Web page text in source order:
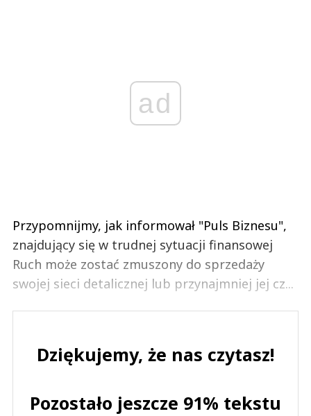
ad
Przypomnijmy, jak informował "Puls Biznesu",
znajdujący się w trudnej sytuacji finansowej
Ruch może zostać zmuszony do sprzedaży
swojej sieci detalicznej lub przynajmniej jej cz...
Dziękujemy, że nas czytasz!
Pozostało jeszcze 91% tekstu